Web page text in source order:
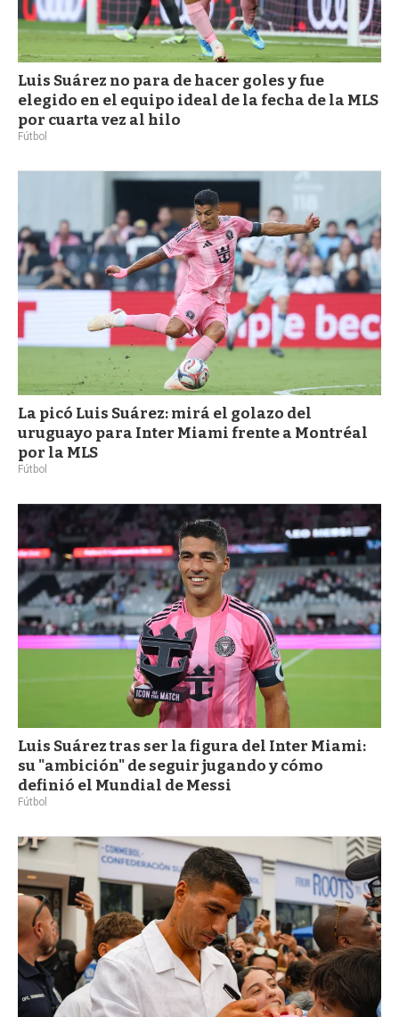
Luis Suárez no para de hacer goles y fue
elegido en el equipo ideal de la fecha de la MLS
por cuarta vez al hilo
Fútbol
La picó Luis Suárez: mirá el golazo del
uruguayo para Inter Miami frente a Montréal
por la MLS
Fútbol
Luis Suárez tras ser la figura del Inter Miami:
su "ambición" de seguir jugando y cómo
definió el Mundial de Messi
Fútbol